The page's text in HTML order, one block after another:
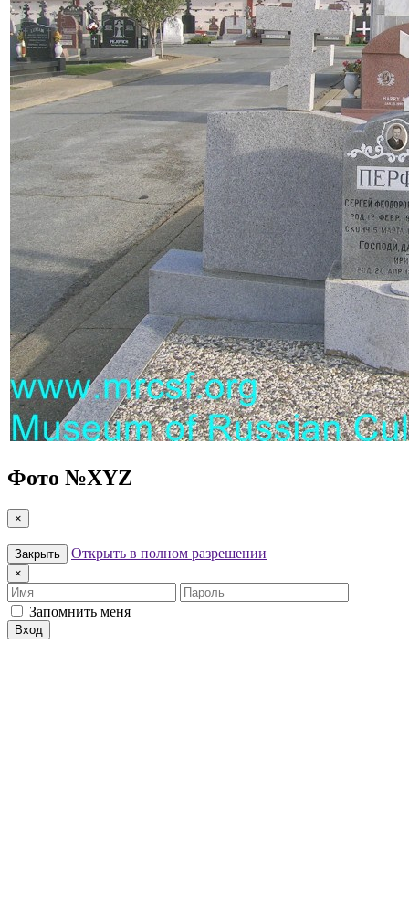
Фото №XYZ
×
Закрыть Открыть в полном разрешении
×
Имя
Пароль
Запомнить меня
Вход